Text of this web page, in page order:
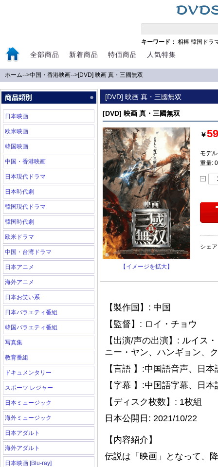
キーワード： 相棒 韓国ドラ
全部商品 新着商品 特価商品 人気特集
ホーム-->中国・香港映画-->[DVD] 映画 真・三國無双
日本映画
欧米映画
韓国映画
中国・香港映画
日本現代ドラマ
日本時代劇
韓国現代ドラマ
韓国時代劇
欧米ドラマ
中国・台湾ドラマ
日本アニメ
海外アニメ
日本お笑い系
日本バラエティ番組
韓国バラエティ番組
写真集
教育番組
ドキュメンタリー
スポーツ レジャー
日本ミュージック
海外ミュージック
日本アダルト
海外アダルト
日本映画 [Blu-ray]
[DVD] 映画 真・三國無双
[DVD] 映画 真・三國無双
【イメージを拡大】
￥
モデ
重量:
シェ
【製作国】: 中国
【監督】: ロイ ・ チョウ
【出演/声の出演】: ルイス ・
ニー ・ ヤン、ハンギョン、ク
【言語 】:中国語音声、日本
【字幕 】:中国語字幕、日
【ディスク枚数】: 1枚組
日本公開日: 2021/10/22
【内容紹介】
伝説は「映画」となって、